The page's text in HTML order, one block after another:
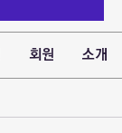
회원 소개